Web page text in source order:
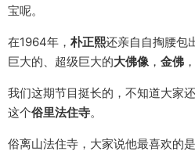
宝呢。
在1964年，朴正熙还亲自自掏腰包
巨大的、超级巨大的大佛像， 金佛
我们这期节目挺长的，不知道大家
这个俗里法住寺。
俗离山法住寺，大家说他最喜欢的